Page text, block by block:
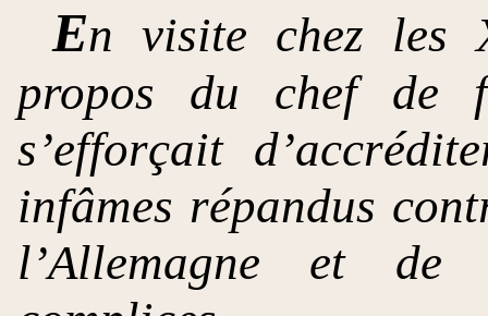
En visite chez les
propos du chef
s’efforçait
infâmes répandus
l’Allemagne et de